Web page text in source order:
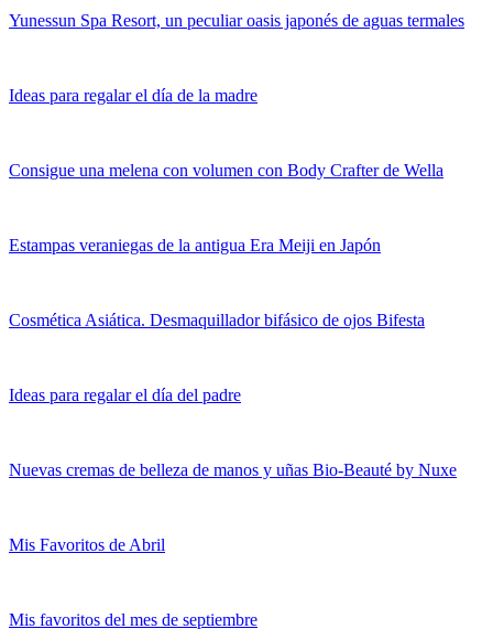
Yunessun Spa Resort, un peculiar oasis japonés de aguas termales
Ideas para regalar el día de la madre
Consigue una melena con volumen con Body Crafter de Wella
Estampas veraniegas de la antigua Era Meiji en Japón
Cosmética Asiática. Desmaquillador bifásico de ojos Bifesta
Ideas para regalar el día del padre
Nuevas cremas de belleza de manos y uñas Bio-Beauté by Nuxe
Mis Favoritos de Abril
Mis favoritos del mes de septiembre